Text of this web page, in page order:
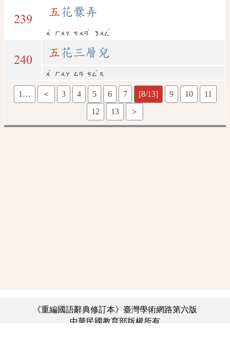
239
五花爨弄
ㄨ
ˇ
ㄏㄨㄚ ㄘㄨㄢ
ˋ
ㄋㄨㄥ
ˋ
240
五花三層兒
ㄨ
ˇ
ㄏㄨㄚ ㄙㄢ ㄘㄥ
ˊ
ㄦ
1… ＜ 3 4 5 6 7 [8/13] 9 10
11
12
13 ＞
《重編國語辭典修訂本》臺灣學術網路第六版
中華民國教育部版權所有